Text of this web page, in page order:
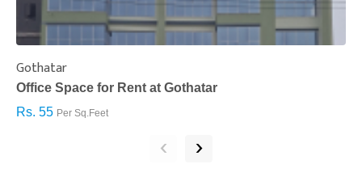
Gothatar
Office Space for Rent at Gothatar
Rs. 55 Per Sq.Feet
‹ ›